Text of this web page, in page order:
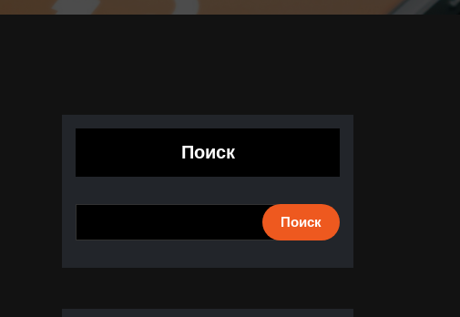
Поиск
Поиск